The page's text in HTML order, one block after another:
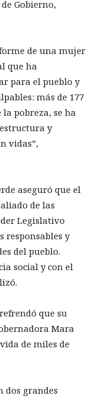
Gobierno,
de una mujer
que ha
para el pueblo y
más de 177
pobreza, se ha
y
vidas”,
aseguró que el
de las
Legislativo
responsables y
del pueblo.
social y con el
que su
Mara
de miles de
dos grandes